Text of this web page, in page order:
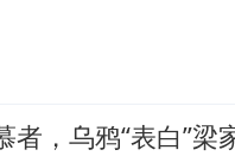
者，乌鸦“表白”